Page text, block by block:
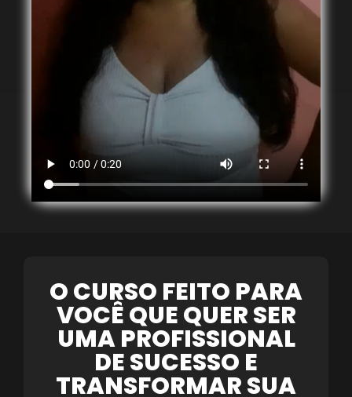
O CURSO FEITO PARA
VOCÊ QUE QUER SER
UMA PROFISSIONAL
DE SUCESSO E
TRANSFORMAR SUA